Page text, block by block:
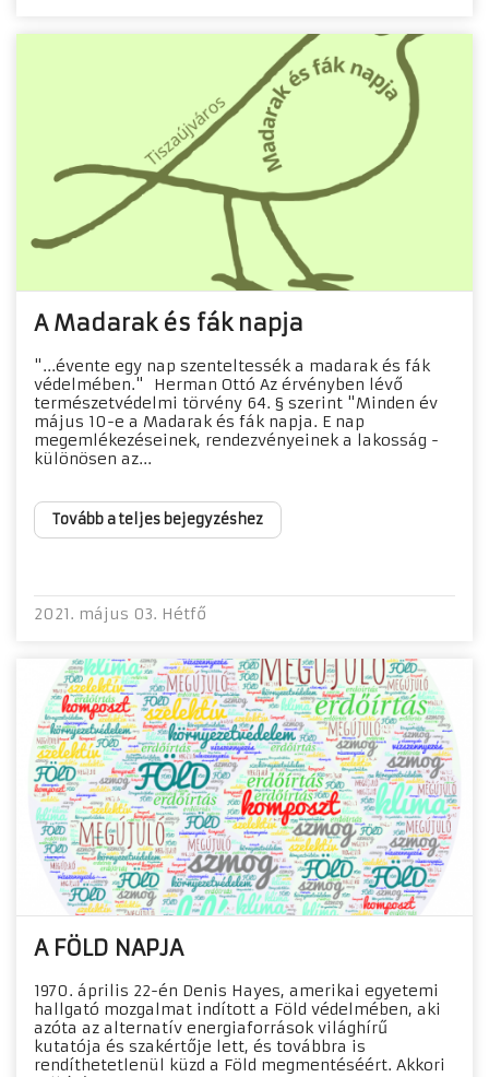
A Madarak és fák napja
"...évente egy nap szenteltessék a madarak és fák
védelmében." Herman Ottó Az érvényben lévő
természetvédelmi törvény 64. § szerint "Minden év
május 10-e a Madarak és fák napja. E nap
megemlékezéseinek, rendezvényeinek a lakosság -
különösen az...
Tovább a teljes bejegyzéshez
2021. május 03. Hétfő
A FÖLD NAPJA
1970. április 22-én Denis Hayes, amerikai egyetemi
hallgató mozgalmat indított a Föld védelmében, aki
azóta az alternatív energiaforrások világhírű
kutatója és szakértője lett, és továbbra is
rendíthetetlenül küzd a Föld megmentéséért. Akkori